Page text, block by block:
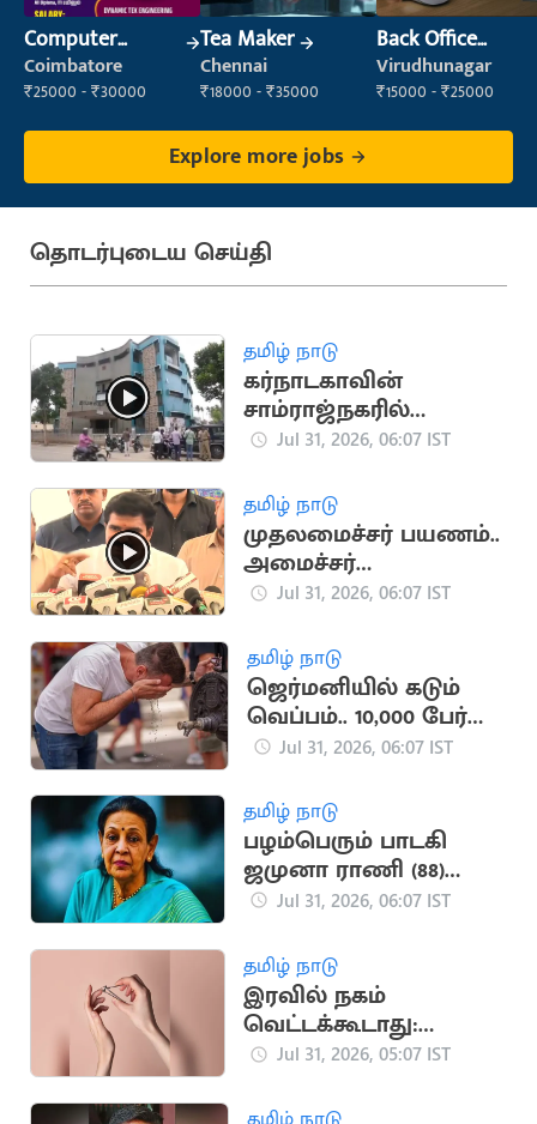
Computer
Operator
Coimbatore
₹25000 - ₹30000
Tea Maker
Chennai
₹18000 - ₹35000
Back Office
Executive
(Administration)
Virudhunagar
₹15000 - ₹25000
Explore more jobs
தொடர்புடைய செய்தி
தமிழ் நாடு
கர்நாடகாவின்
சாம்ராஜ்நகரில்
'ஜனநாயகன்' படத்தின்
Jul 31, 2026, 06:07 IST
தமிழ் நாடு
முதலமைச்சர் பயணம்..
அமைச்சர்
நிர்மல்குமார் தகவல்
Jul 31, 2026, 06:07 IST
தமிழ் நாடு
ஜெர்மனியில் கடும்
வெப்பம்.. 10,000 பேர்
உயிரிழப்பு
Jul 31, 2026, 06:07 IST
தமிழ் நாடு
பழம்பெரும் பாடகி
ஜமுனா ராணி (88)
பெங்களூருவில்
Jul 31, 2026, 06:07 IST
தமிழ் நாடு
இரவில் நகம்
வெட்டக்கூடாது:
மூடநம்பிக்கையா?
Jul 31, 2026, 05:07 IST